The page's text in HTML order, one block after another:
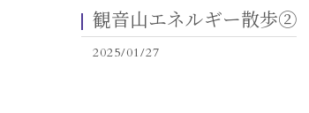
観音山エネルギー散歩②
2025/01/27